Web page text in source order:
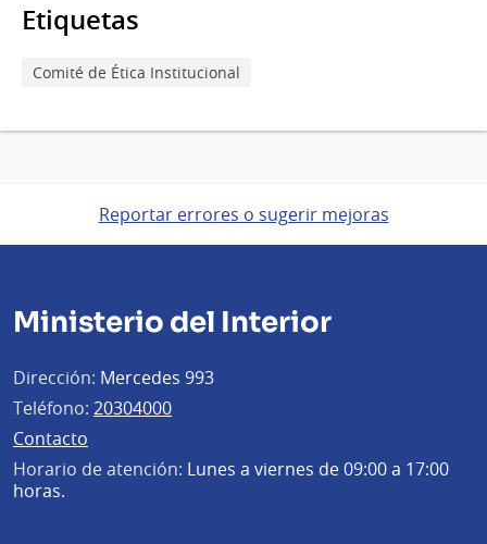
Etiquetas
Comité de Ética Institucional
Reportar errores o sugerir mejoras
Ministerio del Interior
Dirección: Mercedes 993
Teléfono: 20304000
Contacto
Horario de atención: Lunes a viernes de 09:00 a 17:00
horas.